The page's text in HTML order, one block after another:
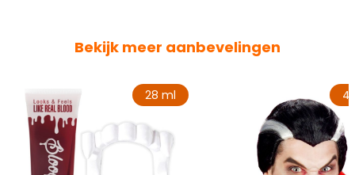
Bekijk meer aanbevelingen
28 ml